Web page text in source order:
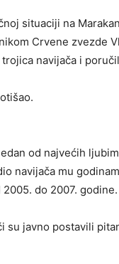
situaciji na
Crvene zvezde
navijača i
od najvećih
navijača mu
do 2007. godine.
su javno postavili